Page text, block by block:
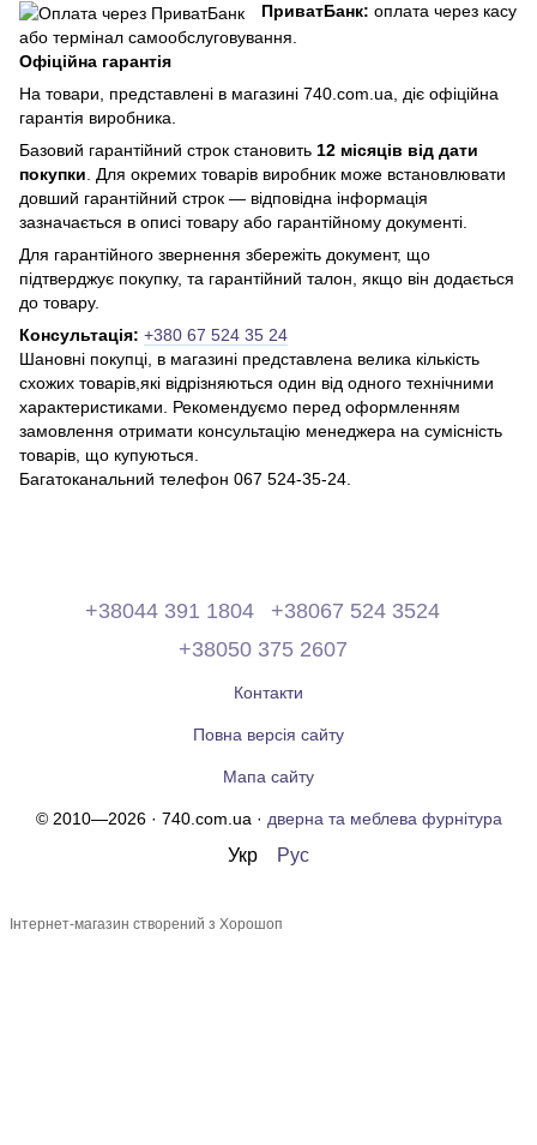
ПриватБанк: оплата через касу
або термінал самообслуговування.
Офіційна гарантія
На товари, представлені в магазині 740.com.ua, діє офіційна
гарантія виробника.
Базовий гарантійний строк становить 12 місяців від дати
покупки . Для окремих товарів виробник може встановлювати
довший гарантійний строк — відповідна інформація
зазначається в описі товару або гарантійному документі.
Для гарантійного звернення збережіть документ, що
підтверджує покупку, та гарантійний талон, якщо він додається
до товару.
Консультація: +380 67 524 35 24
Шановні покупці, в магазині представлена ​​велика кількість
схожих товарів,які відрізняються один від одного технічними
характеристиками. Рекомендуємо перед оформленням
замовлення отримати консультацію менеджера на сумісність
товарів, що купуються.
Багатоканальний телефон 067 524-35-24.
+38044 391 1804
+38067 524 3524
+38050 375 2607
Контакти
Повна версія сайту
Мапа сайту
© 2010—2026 · 740.com.ua · дверна та меблева фурнітура
Укр Рус
Інтернет-магазин створений з Хорошоп